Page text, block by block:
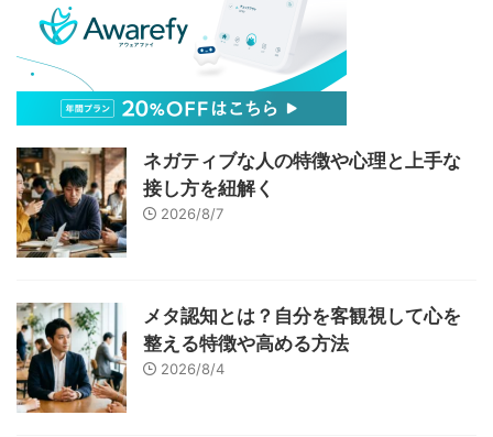
ネガティブな人の特徴や心理と上手な
接し方を紐解く
2026/8/7
メタ認知とは？自分を客観視して心を
整える特徴や高める方法
2026/8/4